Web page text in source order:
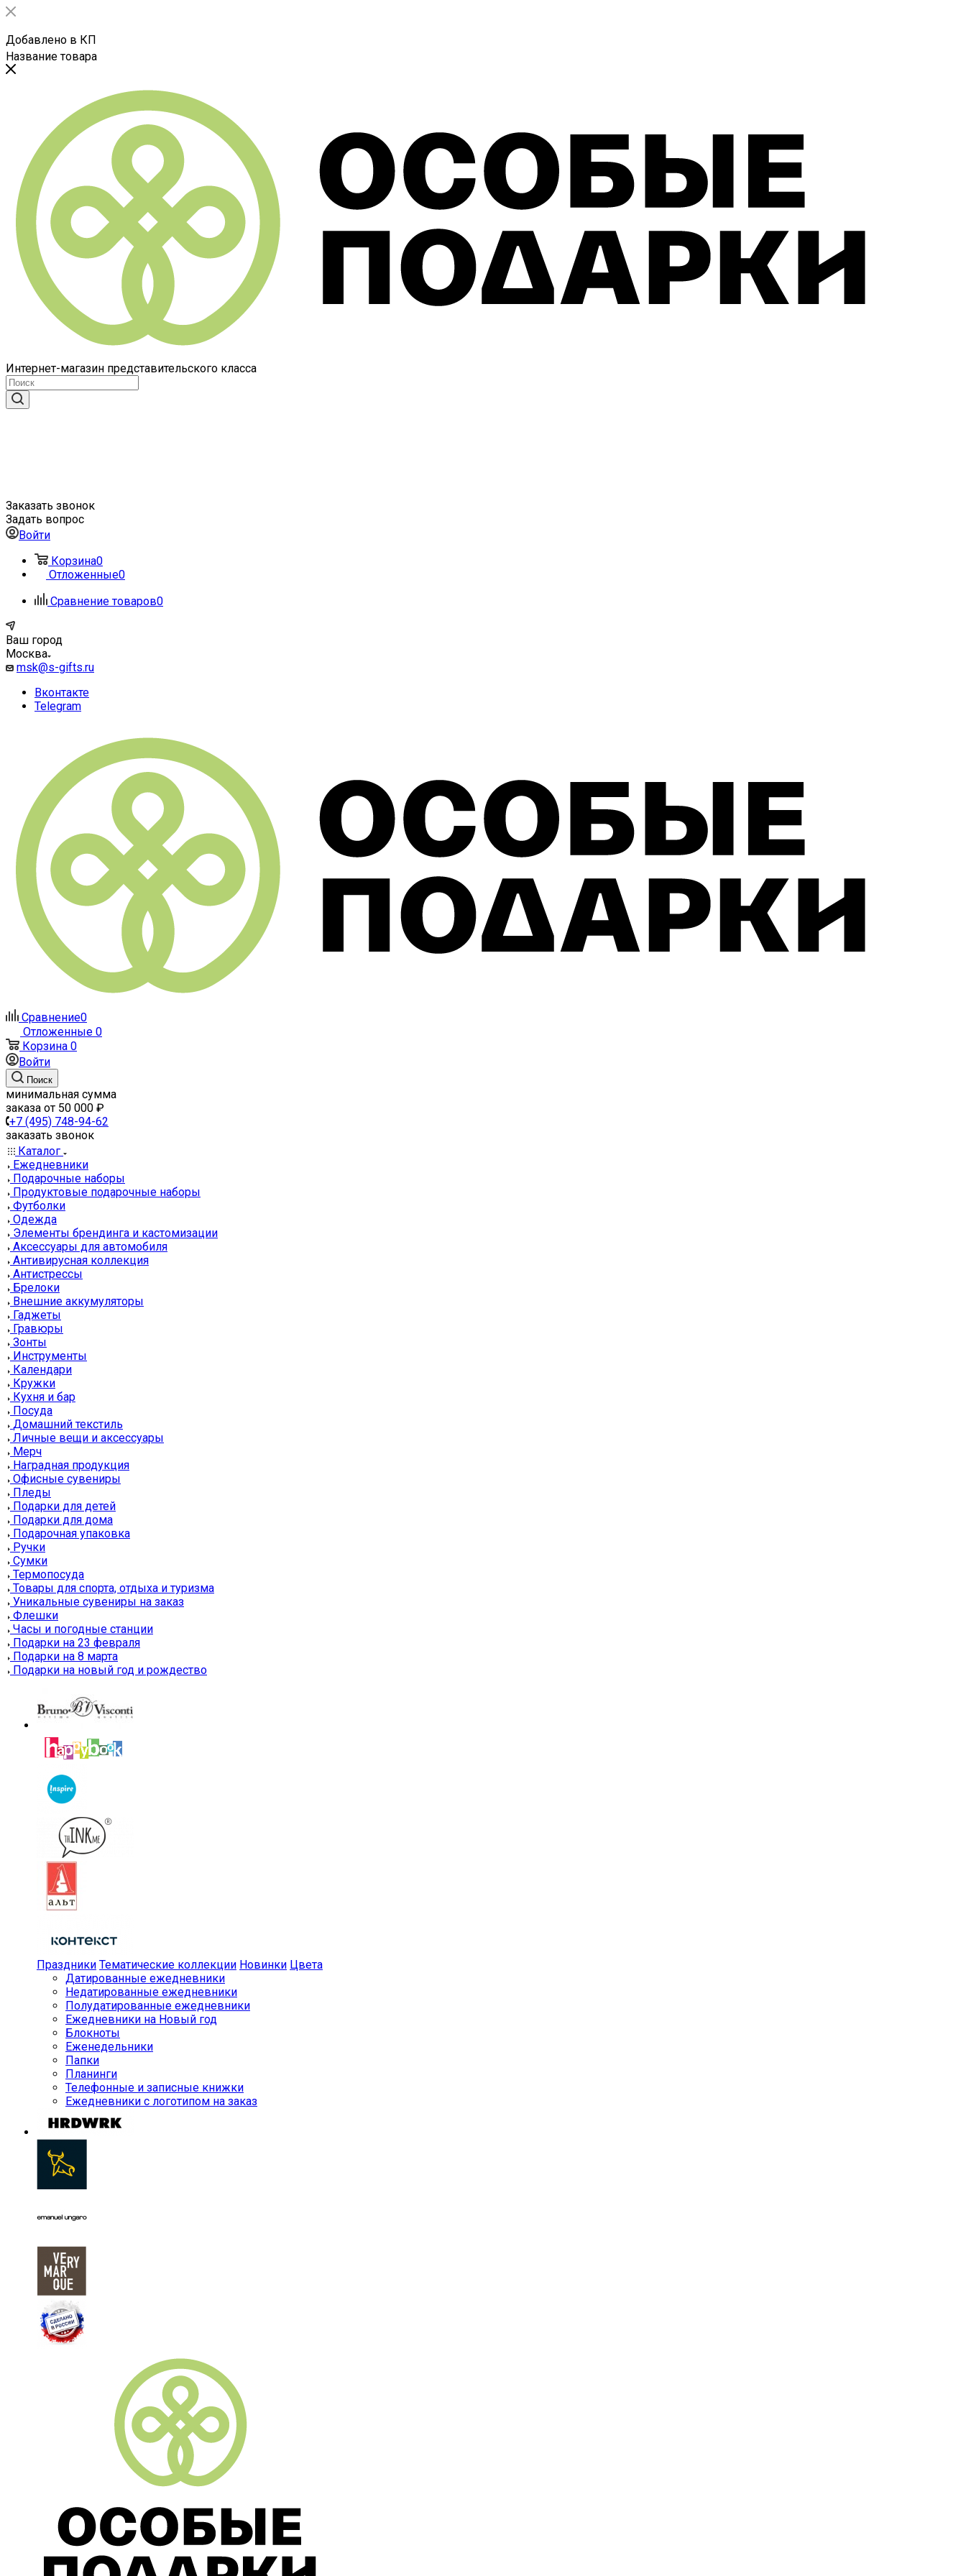
Добавлено в КП
Название товара
Интернет-магазин представительского класса
Заказать звонок
Задать вопрос
Войти
Корзина0
Отложенные0
Сравнение товаров0
Ваш город
Москва
msk@s-gifts.ru
Вконтакте
Telegram
Сравнение0
Отложенные 0
Корзина 0
Войти
Поиск
минимальная сумма
заказа от 50 000 ₽
+7 (495) 748-94-62
заказать звонок
Каталог
Ежедневники
Подарочные наборы
Продуктовые подарочные наборы
Футболки
Одежда
Элементы брендинга и кастомизации
Аксессуары для автомобиля
Антивирусная коллекция
Антистрессы
Брелоки
Внешние аккумуляторы
Гаджеты
Гравюры
Зонты
Инструменты
Календари
Кружки
Кухня и бар
Посуда
Домашний текстиль
Личные вещи и аксессуары
Мерч
Наградная продукция
Офисные сувениры
Пледы
Подарки для детей
Подарки для дома
Подарочная упаковка
Ручки
Сумки
Термопосуда
Товары для спорта, отдыха и туризма
Уникальные сувениры на заказ
Флешки
Часы и погодные станции
Подарки на 23 февраля
Подарки на 8 марта
Подарки на новый год и рождество
Праздники Тематические коллекции Новинки Цвета
Датированные ежедневники
Недатированные ежедневники
Полудатированные ежедневники
Ежедневники на Новый год
Блокноты
Еженедельники
Папки
Планинги
Телефонные и записные книжки
Ежедневники с логотипом на заказ